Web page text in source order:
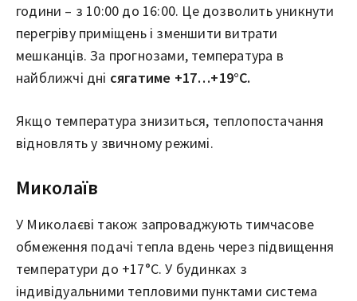
години – з 10:00 до 16:00. Це дозволить уникнути
перегріву приміщень і зменшити витрати
мешканців. За прогнозами, температура в
найближчі дні сягатиме +17…+19°C.
Якщо температура знизиться, теплопостачання
відновлять у звичному режимі.
Миколаїв
У Миколаєві також запроваджують тимчасове
обмеження подачі тепла вдень через підвищення
температури до +17°C. У будинках з
індивідуальними тепловими пунктами система